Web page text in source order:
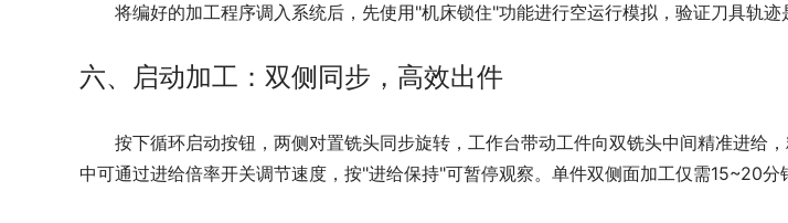
将编好的加工程序调入系统后，先使用"机床锁住"功能进行空运行模拟，验证刀具轨
六、启动加工：双侧同步，高效出件
按下循环启动按钮，两侧对置铣头同步旋转，工作台带动工件向双铣头中间精准进给
中可通过进给倍率开关调节速度，按"进给保持"可暂停观察。单件双侧面加工仅需15~20分